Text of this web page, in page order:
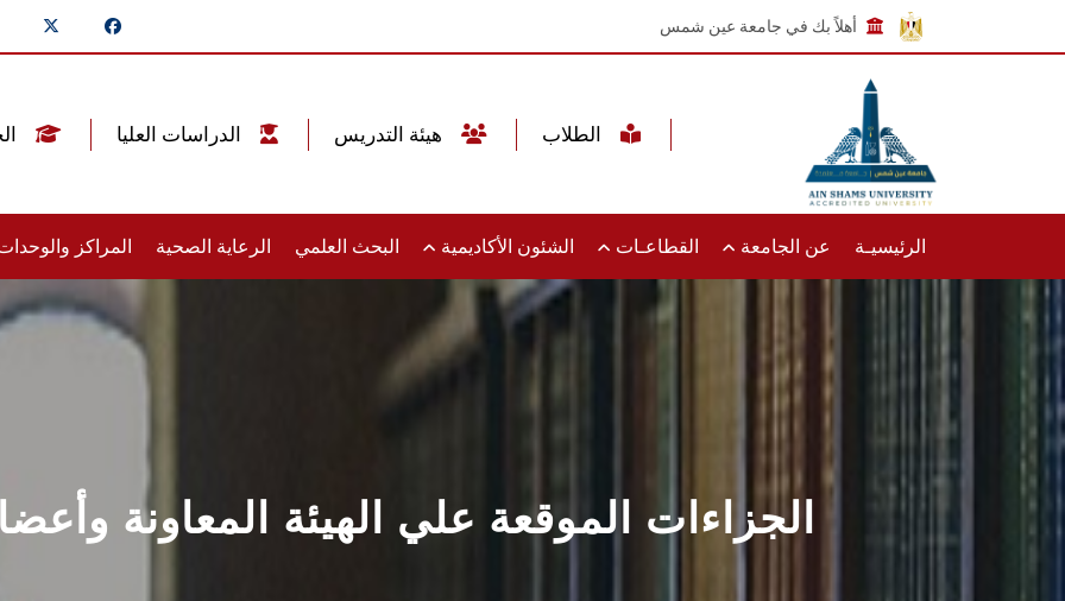
أهلاً بك في جامعة عين شمس
الرئيسيـة عن الجامعة القطاعـات الشئون الأكاديمية البحث العلمي الرعاية الصحية المراكز
الجزاءات الموقعة علي الهيئة المعاونة